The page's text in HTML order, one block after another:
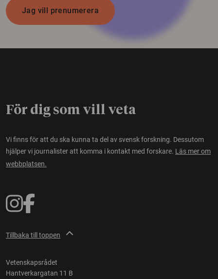
Jag vill prenumerera
För dig som vill veta
Vi finns för att du ska kunna ta del av svensk forskning. Dessutom
hjälper vi journalister att komma i kontakt med forskare. Läs mer om
webbplatsen.
Tillbaka till toppen
Vetenskapsrådet
Hantverkargatan 11 B